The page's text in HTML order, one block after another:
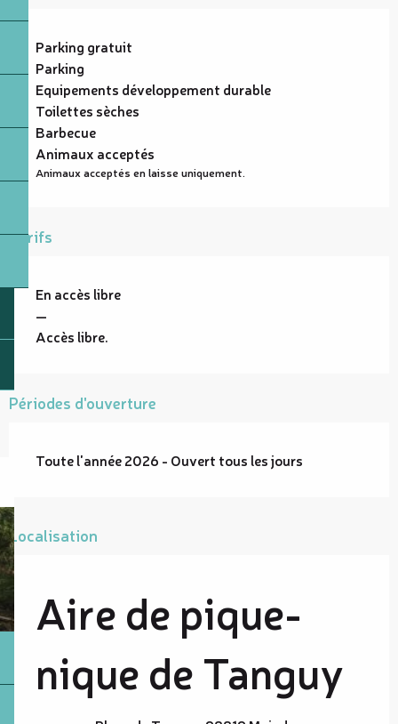
Parking gratuit
Parking
Equipements développement durable
Toilettes sèches
Barbecue
Animaux acceptés
Animaux acceptés en laisse uniquement.
Tarifs
En accès libre
—
Accès libre.
Périodes d'ouverture
Toute l'année 2026 - Ouvert tous les jours
Localisation
Aire de pique-
nique de Tanguy